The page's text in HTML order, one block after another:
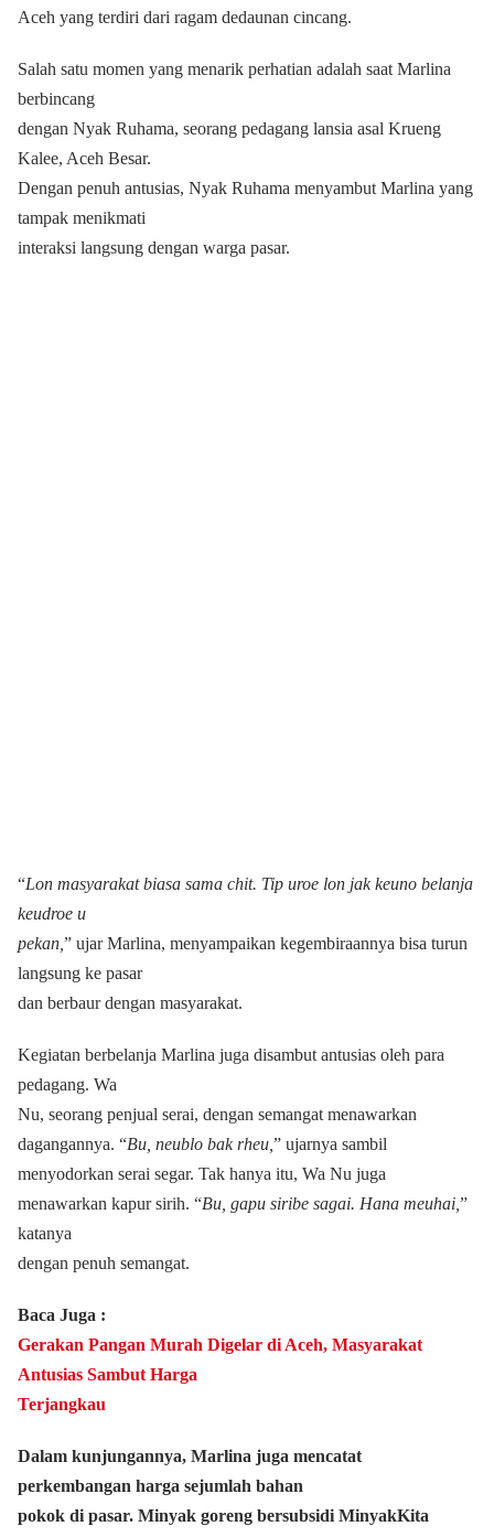
Aceh yang terdiri dari ragam dedaunan cincang.
Salah satu momen yang menarik perhatian adalah saat Marlina
berbincang
dengan Nyak Ruhama, seorang pedagang lansia asal Krueng
Kalee, Aceh Besar.
Dengan penuh antusias, Nyak Ruhama menyambut Marlina yang
tampak menikmati
interaksi langsung dengan warga pasar.
“Lon masyarakat biasa sama chit. Tip uroe lon jak keuno belanja
keudroe u
pekan, ” ujar Marlina, menyampaikan kegembiraannya bisa turun
langsung ke pasar
dan berbaur dengan masyarakat.
Kegiatan berbelanja Marlina juga disambut antusias oleh para
pedagang. Wa
Nu, seorang penjual serai, dengan semangat menawarkan
dagangannya. “Bu, neublo bak rheu, ” ujarnya sambil
menyodorkan serai segar. Tak hanya itu, Wa Nu juga
menawarkan kapur sirih. “Bu, gapu siribe sagai. Hana meuhai, ”
katanya
dengan penuh semangat.
Baca Juga :
Gerakan Pangan Murah Digelar di Aceh, Masyarakat
Antusias Sambut Harga
Terjangkau
Dalam kunjungannya, Marlina juga mencatat
perkembangan harga sejumlah bahan
pokok di pasar. Minyak goreng bersubsidi MinyakKita